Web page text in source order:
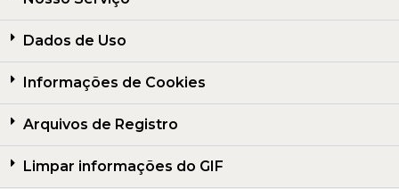
Dados de Uso
Informações de Cookies
Arquivos de Registro
Limpar informações do GIF